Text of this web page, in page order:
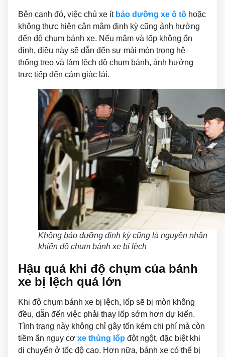
Bên cạnh đó, việc chủ xe ít bảo dưỡng xe ô tô hoặc
không thực hiện cân mâm định kỳ cũng ảnh hưởng
đến độ chụm bánh xe. Nếu mâm và lốp không ổn
định, điều này sẽ dẫn đến sự mài mòn trong hệ
thống treo và làm lệch độ chụm bánh, ảnh hưởng
trực tiếp đến cảm giác lái.
Không bảo dưỡng định kỳ cũng là nguyên nhân
khiến độ chụm bánh xe bị lệch
Hậu quả khi độ chụm của bánh
xe bị lệch quá lớn
Khi độ chụm bánh xe bị lệch, lốp sẽ bị mòn không
đều, dẫn đến việc phải thay lốp sớm hơn dự kiến.
Tình trạng này không chỉ gây tốn kém chi phí mà còn
tiềm ẩn nguy cơ xe thủng lốp đột ngột, đặc biệt khi
di chuyển ở tốc độ cao. Hơn nữa, bánh xe có thể bị